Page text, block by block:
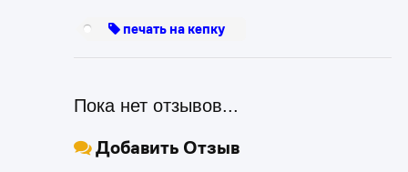
печать на кепку
Пока нет отзывов...
Добавить Отзыв